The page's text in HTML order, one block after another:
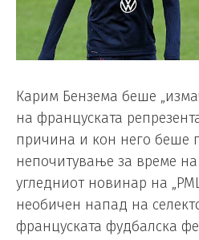
Карим Бензема беше
на француската
причина и кон него беше
непочитување за време
угледниот новинар на
необичен напад на
француската фудбалска